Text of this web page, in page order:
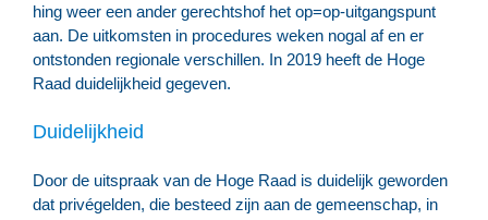
hing weer een ander gerechtshof het op=op-uitgangspunt
aan. De uitkomsten in procedures weken nogal af en er
ontstonden regionale verschillen. In 2019 heeft de Hoge
Raad duidelijkheid gegeven.
Duidelijkheid
Door de uitspraak van de Hoge Raad is duidelijk geworden
dat privégelden, die besteed zijn aan de gemeenschap, in